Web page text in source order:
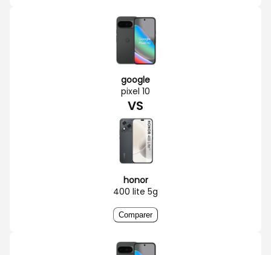
google
pixel 10
VS
honor
400 lite 5g
Comparer